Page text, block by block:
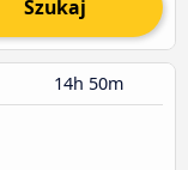
Szukaj
14h 50m